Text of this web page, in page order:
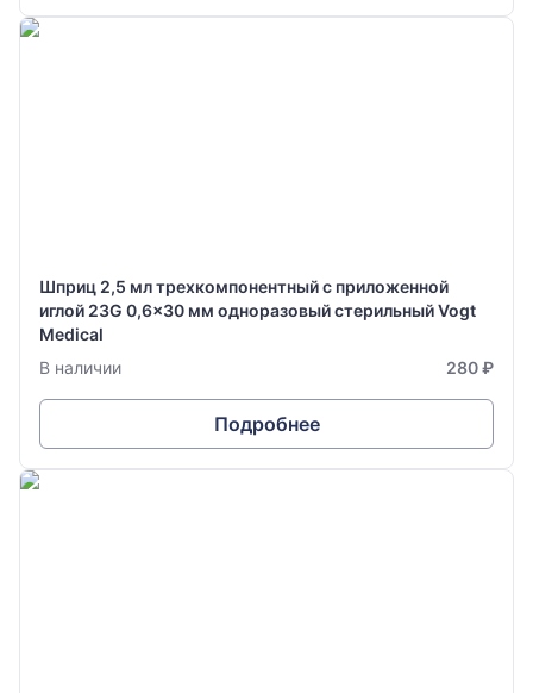
Шприц 2,5 мл трехкомпонентный с приложенной
иглой 23G 0,6x30 мм одноразовый стерильный Vogt
Medical
В наличии
280 ₽
Подробнее